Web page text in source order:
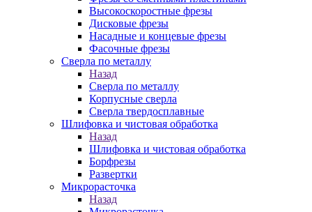
Высокоскоростные фрезы
Дисковые фрезы
Насадные и концевые фрезы
Фасочные фрезы
Сверла по металлу
Назад
Сверла по металлу
Корпусные сверла
Сверла твердосплавные
Шлифовка и чистовая обработка
Назад
Шлифовка и чистовая обработка
Борфрезы
Развертки
Микрорасточка
Назад